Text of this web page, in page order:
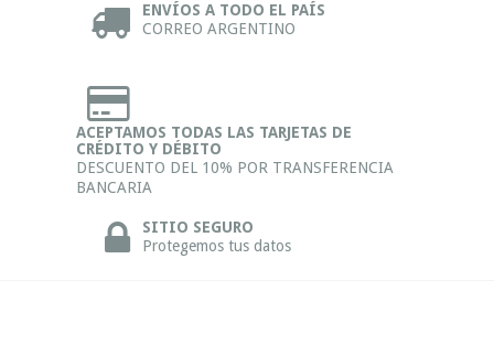
ENVÍOS A TODO EL PAÍS
CORREO ARGENTINO
ACEPTAMOS TODAS LAS TARJETAS DE
CRÉDITO Y DÉBITO
DESCUENTO DEL 10% POR TRANSFERENCIA
BANCARIA
SITIO SEGURO
Protegemos tus datos